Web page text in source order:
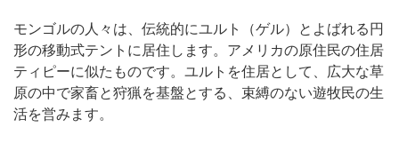
モンゴルの人々は、伝統的にユルト（ゲル）とよばれる円
形の移動式テントに居住します。アメリカの原住民の住居
ティピーに似たものです。ユルトを住居として、広大な草
原の中で家畜と狩猟を基盤とする、束縛のない遊牧民の生
活を営みます。